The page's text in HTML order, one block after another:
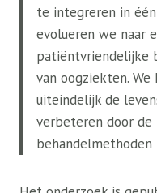
te integreren in
evolueren we naar
patiëntvriendelijke
van oogziekten.
uiteindelijk de
verbeteren door